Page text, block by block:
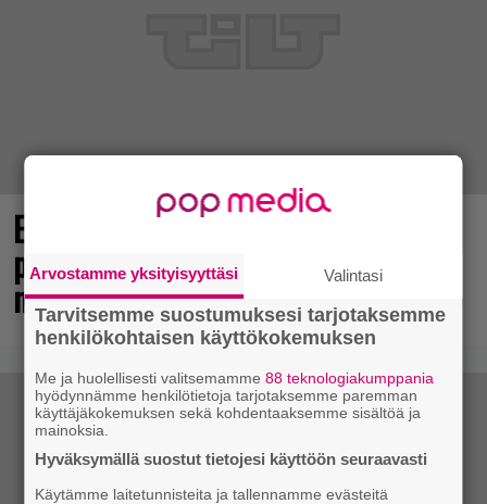
Elokuun PlayStation Plus Essential -
pelit ilmestyivät – mukana todellinen
mestariteos
Arvostamme yksityisyyttäsi Valintasi
Tarvitsemme suostumuksesi tarjotaksemme
henkilökohtaisen käyttökokemuksen
Me ja huolellisesti valitsemamme88 teknologiakumppania
hyödynnämme henkilötietoja tarjotaksemme paremman
käyttäjäkokemuksen sekä kohdentaaksemme sisältöä ja
mainoksia.
Hyväksymällä suostut tietojesi käyttöön seuraavasti
Käytämme laitetunnisteita ja tallennamme evästeitä